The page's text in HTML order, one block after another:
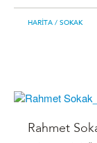
HARITA / SOKAK
Rahmet